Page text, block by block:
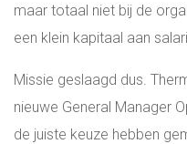
maar totaal niet bij de
een klein kapitaal aan
Missie geslaagd dus.
nieuwe General Manager
de juiste keuze hebben